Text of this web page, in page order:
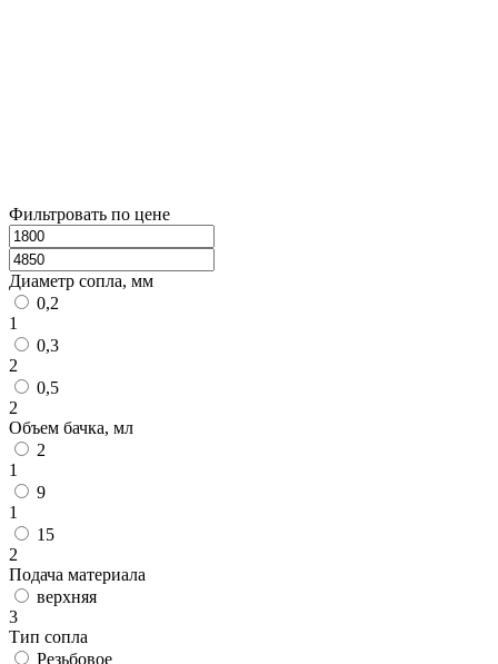
Фильтровать по цене
Диаметр сопла, мм
0,2
1
0,3
2
0,5
2
Объем бачка, мл
2
1
9
1
15
2
Подача материала
верхняя
3
Тип сопла
Резьбовое